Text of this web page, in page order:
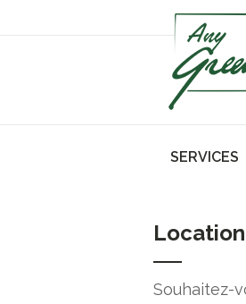
SERVICES
Souhaitez-